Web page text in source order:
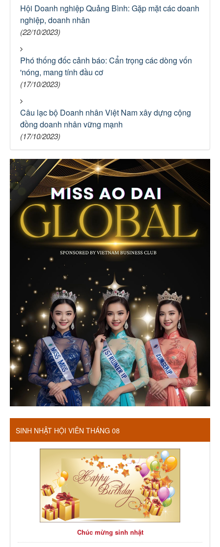
Hội Doanh nghiệp Quảng Bình: Gặp mặt các doanh
nghiệp, doanh nhân
(22/10/2023)
Phó thống đốc cảnh báo: Cẩn trọng các dòng vốn
'nóng, mang tính đầu cơ
(17/10/2023)
Câu lạc bộ Doanh nhân Việt Nam xây dựng cộng
đồng doanh nhân vững mạnh
(17/10/2023)
SINH NHẬT HỘI VIÊN THÁNG 08
Chúc mừng sinh nhật